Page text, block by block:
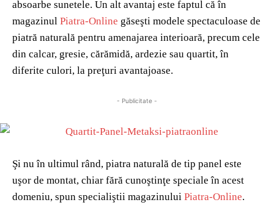
absoarbe sunetele. Un alt avantaj este faptul că în
magazinul Piatra-Online găseşti modele spectaculoase de
piatră naturală pentru amenajarea interioară, precum cele
din calcar, gresie, cărămidă, ardezie sau quartit, în
diferite culori, la preţuri avantajoase.
- Publicitate -
Şi nu în ultimul rând, piatra naturală de tip panel este
uşor de montat, chiar fără cunoştinţe speciale în acest
domeniu, spun specialiştii magazinului Piatra-Online.